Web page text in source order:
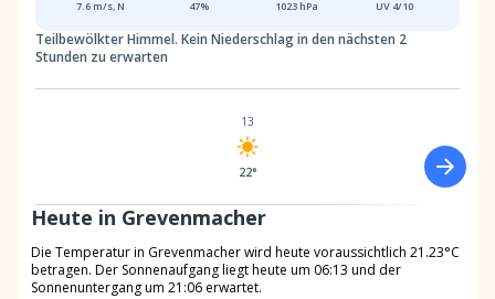
7.6 m/s, N 47% 1023hPa UV 4/10
Teilbewölkter Himmel. Kein Niederschlag in den nächsten 2
Stunden zu erwarten
Heute in Grevenmacher
Die Temperatur in Grevenmacher wird heute voraussichtlich 21.23°C
betragen. Der Sonnenaufgang liegt heute um 06:13 und der
Sonnenuntergang um 21:06 erwartet.
13
22°